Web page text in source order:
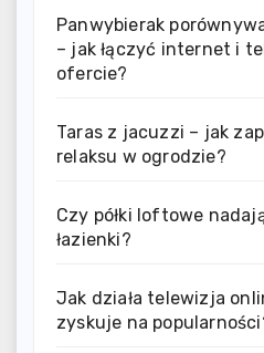
Panwybierak
– jak łączyć internet i
ofercie?
Taras z jacuzzi – jak
relaksu w ogrodzie?
Czy półki loftowe
łazienki?
Jak działa telewizja
zyskuje na